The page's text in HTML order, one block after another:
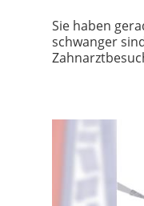
Sie haben
schwanger